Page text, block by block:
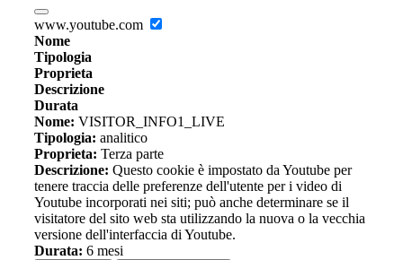
www.youtube.com
Nome
Tipologia
Proprieta
Descrizione
Durata
Nome: VISITOR_INFO1_LIVE
Tipologia: analitico
Proprieta: Terza parte
Descrizione: Questo cookie è impostato da Youtube per
tenere traccia delle preferenze dell'utente per i video di
Youtube incorporati nei siti; può anche determinare se il
visitatore del sito web sta utilizzando la nuova o la vecchia
versione dell'interfaccia di Youtube.
Durata: 6 mesi